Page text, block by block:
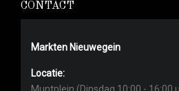
CONTACT
Markten Nieuwegein
Locatie: